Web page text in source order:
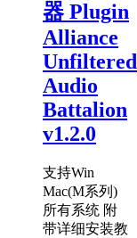
器 Plugin
Alliance
Unfiltered
Audio
Battalion
v1.2.0
支持Win
Mac(M系列)
所有系统 附
带详细安装教